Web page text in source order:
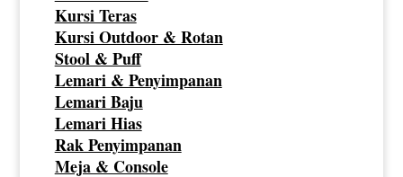
Kursi Teras
Kursi Outdoor & Rotan
Stool & Puff
Lemari & Penyimpanan
Lemari Baju
Lemari Hias
Rak Penyimpanan
Meja & Console